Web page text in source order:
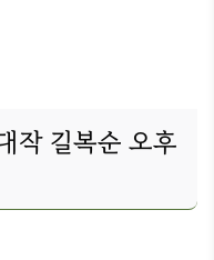
작 길복순 오후